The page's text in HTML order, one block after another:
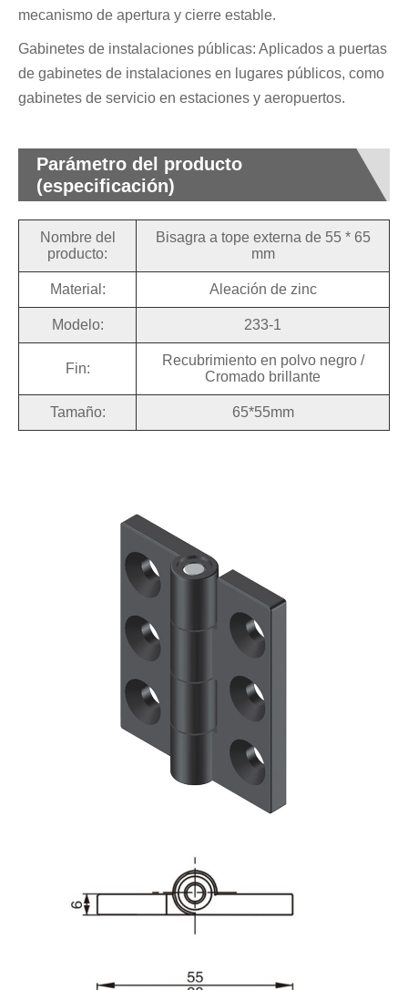
mecanismo de apertura y cierre estable.
Gabinetes de instalaciones públicas: Aplicados a puertas
de gabinetes de instalaciones en lugares públicos, como
gabinetes de servicio en estaciones y aeropuertos.
Parámetro del producto
(especificación)
Nombre del
producto:
Bisagra a tope externa de 55 * 65
mm
Material: Aleación de zinc
Modelo: 233-1
Fin:
Recubrimiento en polvo negro /
Cromado brillante
Tamaño: 65*55mm